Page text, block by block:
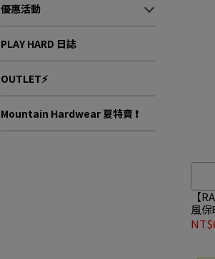
優惠活動
PLAY HARD 日誌
OUTLET⚡
Mountain Hardwear 夏特賣 ❗
【
風